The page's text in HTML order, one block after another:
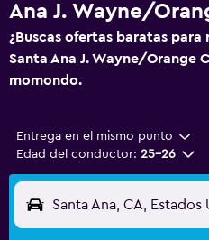
Ana J. Wayne/
¿Buscas ofertas baratas
Santa Ana J. Wayne/Orange
momondo.
Entrega en el mismo punto
Edad del conductor: 25-26